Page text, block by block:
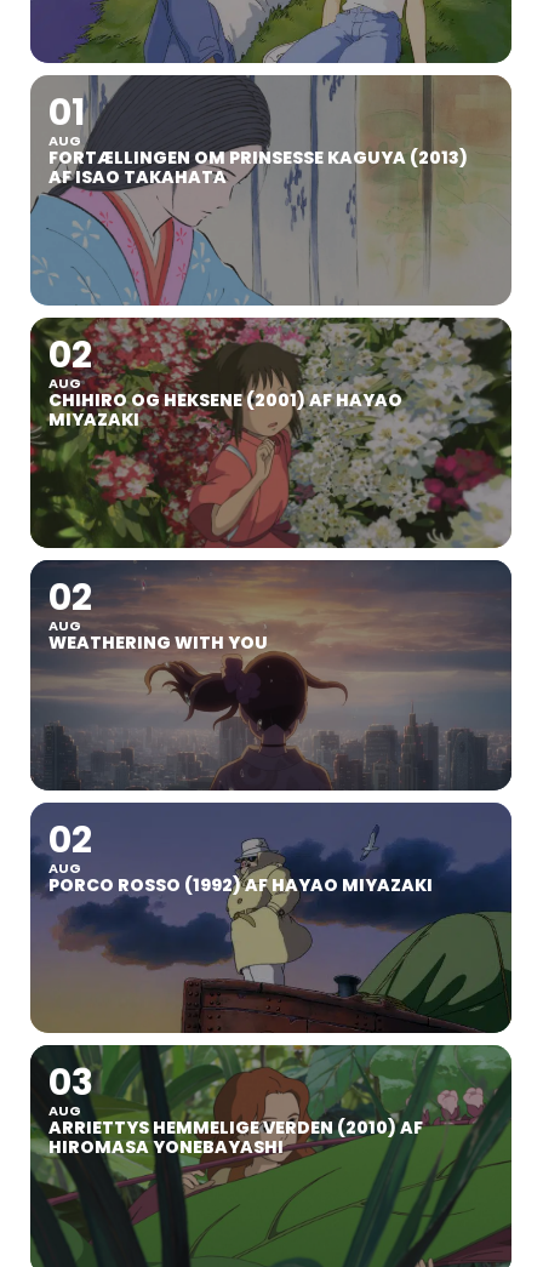
01
AUG
FORTÆLLINGEN OM PRINSESSE KAGUYA (2013)
AF ISAO TAKAHATA
02
AUG
CHIHIRO OG HEKSENE (2001) AF HAYAO
MIYAZAKI
02
AUG
WEATHERING WITH YOU
02
AUG
PORCO ROSSO (1992) AF HAYAO MIYAZAKI
03
AUG
ARRIETTYS HEMMELIGE VERDEN (2010) AF
HIROMASA YONEBAYASHI